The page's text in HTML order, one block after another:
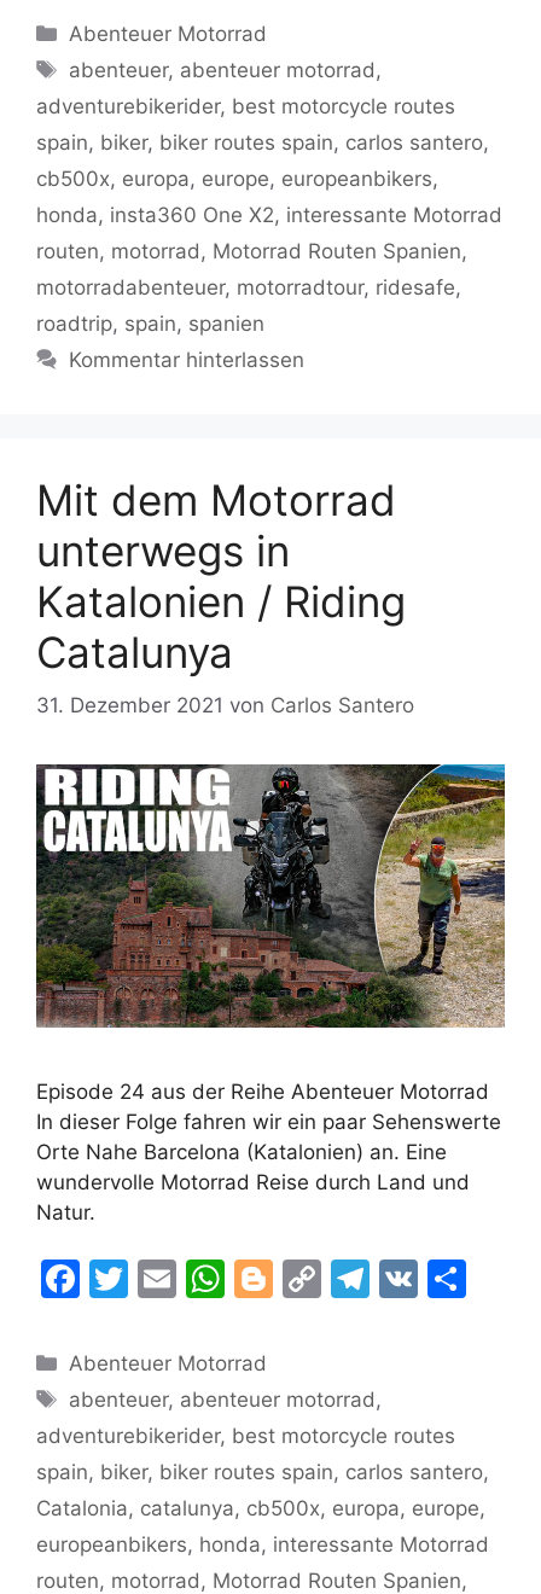
c
e
b
o
o
k
itt
er
ai
l
at
s
A
p
p
g
er
y
Li
n
k
gr
a
m
Kategorien
Abenteuer Motorrad
Schlagwörter
abenteuer, abenteuer motorrad ,
adventurebikerider, best motorcycle routes
spain, biker, biker routes spain, carlos santero,
cb500x, europa, europe, europeanbikers,
honda, insta360 One X2, interessante Motorrad
routen, motorrad , Motorrad Routen Spanien,
motorradabenteuer, motorradtour, ridesafe,
roadtrip, spain, spanien
Kommentar hinterlassen
Mit dem Motorrad
unterwegs in
Katalonien / Riding
Catalunya
31. Dezember 2021 von Carlos Santero
Episode 24 aus der Reihe Abenteuer Motorrad
In dieser Folge fahren wir ein paar Sehenswerte
Orte Nahe Barcelona (Katalonien) an. Eine
wundervolle Motorrad Reise durch Land und
Natur.
F
c
e
b
o
o
k
T
itt
er
E
ai
l
W
at
s
A
p
p
Bl
g
er
C
y
Li
n
k
T
gr
a
m
V
Kategorien
Abenteuer Motorrad
Schlagwörter
abenteuer, abenteuer motorrad ,
adventurebikerider, best motorcycle routes
spain, biker, biker routes spain, carlos santero,
Catalonia, catalunya, cb500x, europa, europe,
europeanbikers, honda, interessante Motorrad
routen, motorrad , Motorrad Routen Spanien,